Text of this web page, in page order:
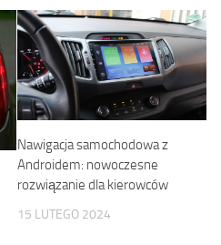
Nawigacja samochodowa z
Androidem: nowoczesne
rozwiązanie dla kierowców
15 LUTEGO 2024